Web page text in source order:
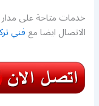
خدمات متاحة على مدار
الاتصال ايضا معفني